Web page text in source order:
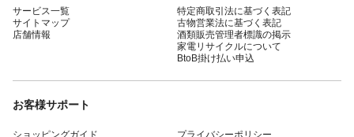
サービス一覧
サイトマップ
店舗情報
特定商取引法に基づく表記
古物営業法に基づく表記
酒類販売管理者標識の掲示
家電リサイクルについて
BtoB掛け払い申込
お客様サポート
ショッピングガイド
プライバシーポリシー